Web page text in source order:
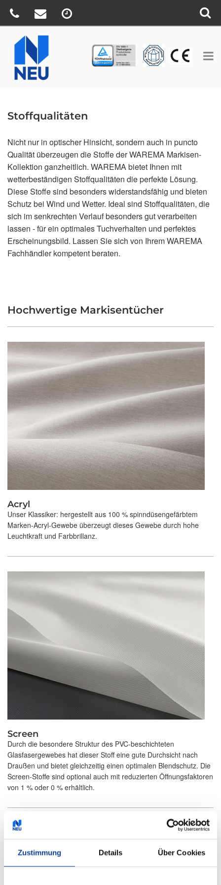
Zustimmung Details Über Cookies
Stoffqualitäten
Nicht nur in optischer Hinsicht, sondern auch in puncto
Qualität überzeugen die Stoffe der WAREMA Markisen-
Kollektion ganzheitlich. WAREMA bietet Ihnen mit
wetterbeständigen Stoffqualitäten die perfekte Lösung.
Diese Stoffe sind besonders widerstandsfähig und bieten
Schutz bei Wind und Wetter. Ideal sind Stoffqualitäten, die
sich im senkrechten Verlauf besonders gut verarbeiten
lassen - für ein optimales Tuchverhalten und perfektes
Erscheinungsbild. Lassen Sie sich von Ihrem WAREMA
Fachhändler kompetent beraten.
Hochwertige Markisentücher
Acryl
Unser Klassiker: hergestellt aus 100 % spinndüsengefärbtem
Marken-Acryl-Gewebe überzeugt dieses Gewebe durch hohe
Leuchtkraft und Farbbrillanz.
Screen
Durch die besondere Struktur des PVC-beschichteten
Glasfasergewebes hat dieser Stoff eine gute Durchsicht nach
Draußen und bietet gleichzeitig einen optimalen Blendschutz. Die
Screen-Stoffe sind optional auch mit reduzierten Öffnungsfaktoren
von 1 % oder 0 % erhältlich.
TÜV CE BV